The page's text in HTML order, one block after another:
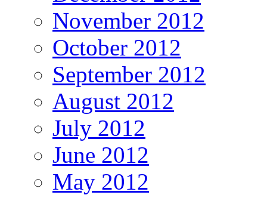
November 2012
October 2012
September 2012
August 2012
July 2012
June 2012
May 2012